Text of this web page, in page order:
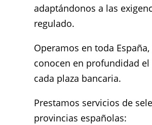
adaptándonos a las
regulado.
Operamos en toda
conocen en profundidad
cada plaza bancaria.
Prestamos servicios de
provincias españolas: